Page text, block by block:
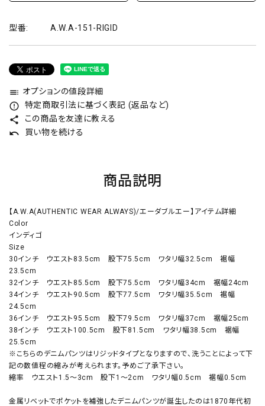
型番: A.W.A-151-RIGID
toc オプションの値段詳細
error_outline 特定商取引法に基づく表記 (返品など)
share この商品を友達に教える
undo 買い物を続ける
商品説明
【A.W.A(AUTHENTIC WEAR ALWAYS)/エーダブルエー】アイテム詳細
Color
インディゴ
Size
30インチ ウエスト83.5cm 股下75.5cm ワタリ幅32.5cm 裾幅
23.5cm
32インチ ウエスト85.5cm 股下75.5cm ワタリ幅34cm 裾幅24cm
34インチ ウエスト90.5cm 股下77.5cm ワタリ幅35.5cm 裾幅
24.5cm
36インチ ウエスト95.5cm 股下79.5cm ワタリ幅37cm 裾幅25cm
38インチ ウエスト100.5cm 股下81.5cm ワタリ幅38.5cm 裾幅
25.5cm
※こちらのデニムパンツはリジッドタイプとなりますので、洗うことによって下
記の数値程の縮みが考えられます。予めご了承下さい。
縮率 ウエスト1.5～3cm 股下1～2cm ワタリ幅0.5cm 裾幅0.5cm
金属リベットでポケットを補強したデニムパンツが誕生したのは1870年代初